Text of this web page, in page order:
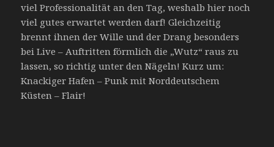
vielProfessionalität an den Tag, weshalb hier noch
viel gutes erwartet werden darf! Gleichzeitig
brennt ihnen der Wille und der Drang besonders
bei Live – Auftritten förmlich die „Wutz“ raus zu
lassen, so richtig unter den Nägeln! Kurz um:
Knackiger Hafen – Punk mit Norddeutschem
Küsten – Flair!